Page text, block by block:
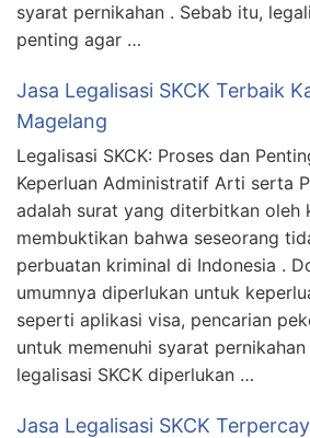
syarat pernikahan . Sebab itu,
penting agar …
Jasa Legalisasi SKCK Terbaik
Magelang
Legalisasi SKCK: Proses dan
Keperluan Administratif Arti serta
adalah surat yang diterbitkan oleh
membuktikan bahwa seseorang
perbuatan kriminal di Indonesia .
umumnya diperlukan untuk
seperti aplikasi visa, pencarian
untuk memenuhi syarat
legalisasi SKCK diperlukan …
Jasa Legalisasi SKCK